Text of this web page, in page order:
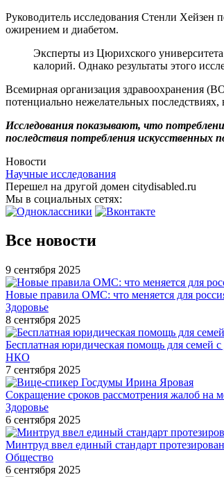
Руководитель исследования Стенли Хейзен
ожирением и диабетом.
Эксперты из Цюрихского
калорий. Однако результаты этого
Всемирная организация здравоохранения
потенциально нежелательных последствиях,
Исследования показывают, что
последствия потребления искусственных
Новости
Научные исследования
Перешел на другой домен citydisabled.ru
Мы в социальных сетях:
Все новости
9 сентября 2025
Новые правила ОМС: что меняется для
Здоровье
8 сентября 2025
Бесплатная юридическая помощь для семей
НКО
7 сентября 2025
Сокращение сроков рассмотрения жалоб на
Здоровье
6 сентября 2025
Минтруд ввел единый стандарт
Общество
6 сентября 2025